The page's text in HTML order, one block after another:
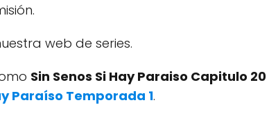
web de series.
Sin Senos Si Hay Paraiso Capitulo 20
Paraíso Temporada 1.